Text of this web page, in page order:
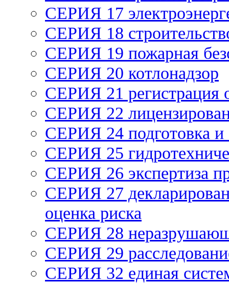
СЕРИЯ 17
СЕРИЯ 18
СЕРИЯ 19 пожарная
СЕРИЯ 20 котлонадзор
СЕРИЯ 21
СЕРИЯ 22
СЕРИЯ 24 подготовка и
СЕРИЯ 25
СЕРИЯ 26 экспертиза
СЕРИЯ 27
оценка риска
СЕРИЯ 28
СЕРИЯ 29
СЕРИЯ 32 единая